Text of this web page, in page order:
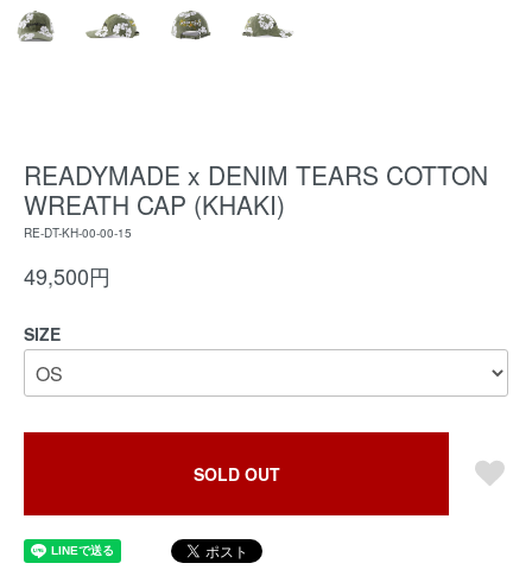
READYMADE x DENIM TEARS COTTON
WREATH CAP (KHAKI)
RE-DT-KH-00-00-15
49,500円
SIZE
SOLD OUT